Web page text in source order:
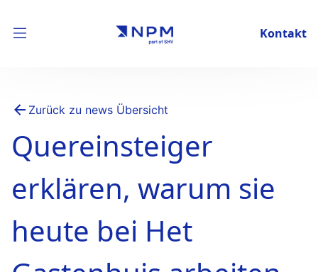
Kontakt
Zurück zu news Übersicht
Quereinsteiger
erklären, warum sie
heute bei Het